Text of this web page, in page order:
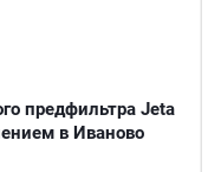
предфильтра Jeta
в Иваново